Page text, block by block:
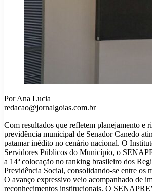
Por Ana Lucia
redacao@jornalgoias.com.br
Com resultados que refletem planejamento e
previdência municipal de Senador Canedo
patamar inédito no cenário nacional. O
Servidores Públicos do Município, o
a 14ª colocação no ranking brasileiro dos
Previdência Social, consolidando-se entre os
O avanço expressivo veio acompanhado de
reconhecimentos institucionais. O